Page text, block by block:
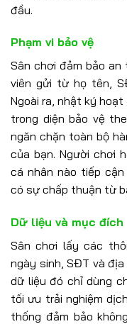
đầu.
Phạm vi bảo vệ
Sân chơi đảm bảo
viên gửi từ họ tên,
Ngoài ra, nhật ký
trong diện bảo vệ
ngăn chặn toàn bộ
của bạn. Người chơi
cá nhân nào tiếp
có sự chấp thuận từ
Dữ liệu và mục đích
Sân chơi lấy các
ngày sinh, SĐT và
dữ liệu đó chỉ dùng
tối ưu trải nghiệm
thống đảm bảo